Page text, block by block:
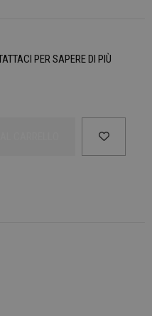
PER SAPERE DI PIÙ